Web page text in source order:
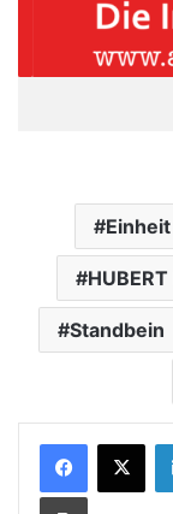
Einheit
Standbein